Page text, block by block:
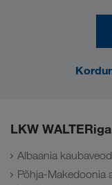
LKW
Albaania kaubaveod
Põhja-Makedoonia